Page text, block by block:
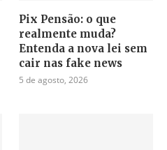
Pix Pensão: o que
realmente muda?
Entenda a nova lei sem
cair nas fake news
5 de agosto, 2026